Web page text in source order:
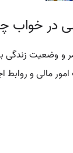
در خواب
وضعیت زندگی
مالی و روابط